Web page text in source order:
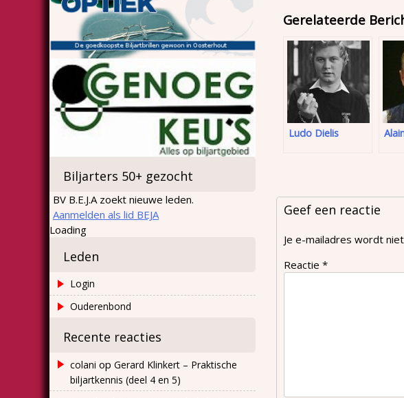
Gerelateerde
Ludo Dielis
Geef een reactie
Je e-mailadres wordt
Reactie *
Biljarters 50+ gezocht
BV B.E.J.A zoekt nieuwe leden.
Aanmelden als lid BEJA
Loading
Leden
Login
Ouderenbond
Recente reacties
colani op Gerard Klinkert – Praktische
biljartkennis (deel 4 en 5)